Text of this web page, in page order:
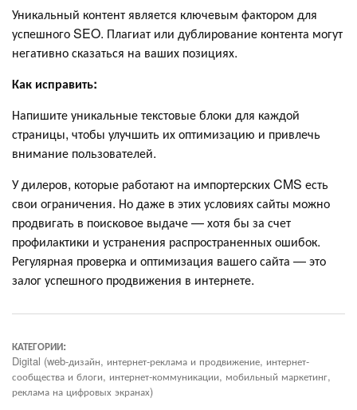
Уникальный контент является ключевым фактором для
успешного SEO. Плагиат или дублирование контента могут
негативно сказаться на ваших позициях.
Как исправить:
Напишите уникальные текстовые блоки для каждой
страницы, чтобы улучшить их оптимизацию и привлечь
внимание пользователей.
У дилеров, которые работают на импортерских CMS есть
свои ограничения. Но даже в этих условиях сайты можно
продвигать в поисковое выдаче — хотя бы за счет
профилактики и устранения распространенных ошибок.
Регулярная проверка и оптимизация вашего сайта — это
залог успешного продвижения в интернете.
КАТЕГОРИИ:
Digital (web-дизайн, интернет-реклама и продвижение, интернет-
сообщества и блоги, интернет-коммуникации, мобильный маркетинг,
реклама на цифровых экранах)